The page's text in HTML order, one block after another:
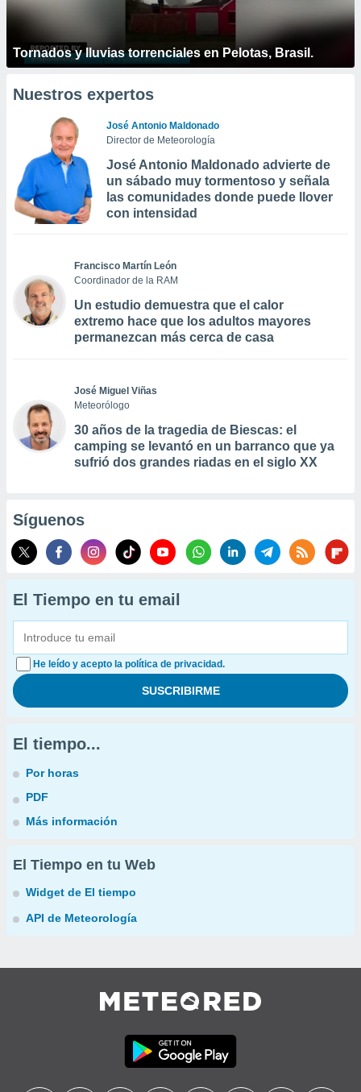
Tornados y lluvias torrenciales en Pelotas, Brasil.
Nuestros expertos
José Antonio Maldonado
Director de Meteorología
José Antonio Maldonado advierte de
un sábado muy tormentoso y señala
las comunidades donde puede llover
con intensidad
Francisco Martín León
Coordinador de la RAM
Un estudio demuestra que el calor
extremo hace que los adultos mayores
permanezcan más cerca de casa
José Miguel Viñas
Meteorólogo
30 años de la tragedia de Biescas: el
camping se levantó en un barranco que ya
sufrió dos grandes riadas en el siglo XX
Síguenos
El Tiempo en tu email
He leído y acepto la política de privacidad.
El tiempo...
Por horas
PDF
Más información
El Tiempo en tu Web
Widget de El tiempo
API de Meteorología